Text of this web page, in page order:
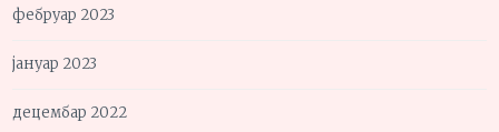
фебруар 2023
јануар 2023
децембар 2022